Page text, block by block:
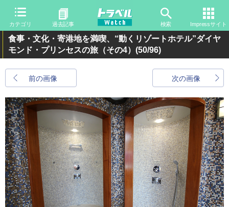
カテゴリ 過去記事 検索 Impressサイト
食事・文化・寄港地を満喫、“動くリゾートホテル”ダイヤ
モンド・プリンセスの旅（その4） (50/96)
前の画像 次の画像